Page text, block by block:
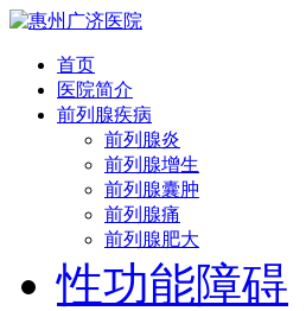
首页
医院简介
前列腺疾病
前列腺炎
前列腺增生
前列腺囊肿
前列腺痛
前列腺肥大
性功能障碍